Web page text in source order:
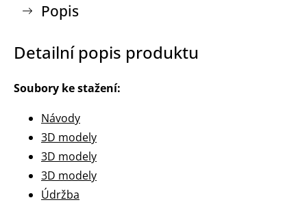
Popis
Detailní popis produktu
Soubory ke stažení:
Návody
3D modely
3D modely
3D modely
Údržba